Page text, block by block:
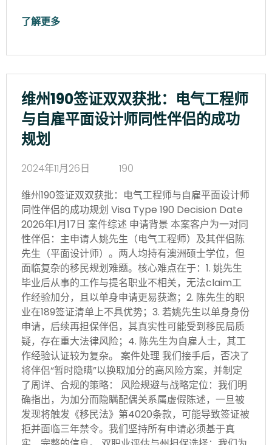
了解更多
维州190签证双双获批：电气工程师
与自雇平面设计师同性伴侣的成功
规划
2024年11月26日
190
维州190签证双双获批：电气工程师与自雇平面设计师
同性伴侣的成功规划 Visa Type 190 Decision Date
2026年1月17日 案件综述 申请背景 本案客户为一对同
性伴侣：主申请人姚先生（电气工程师）及其伴侣陈
先生（平面设计师）。两人均持有澳洲硕士学位，但
面临复杂的移民规划难题。核心难点在于：1. 姚先生
毕业后从事的工作与提名职业不相关，无法claim工
作经验加分，且以单身申请更易获邀；2. 陈先生的职
业在189签证清单上不具优势；3. 若姚先生以单身身份
申请，后续再担保伴侣，其真实性可能受到移民局质
疑，存在重大法律风险；4. 陈先生为自雇人士，其工
作经验认证较为复杂。 案件处理 我们接手后，否决了
将伴侣“暂时隐瞒”以换取加分的高风险方案，并制定
了周详、合规的策略： 风险规避与战略定位：我们明
确指出，为加分而隐瞒配偶关系属虚假陈述，一旦被
发现将触发《移民法》第4020条款，可能导致签证被
拒并面临三年禁令。我们坚持所有申请必须基于真